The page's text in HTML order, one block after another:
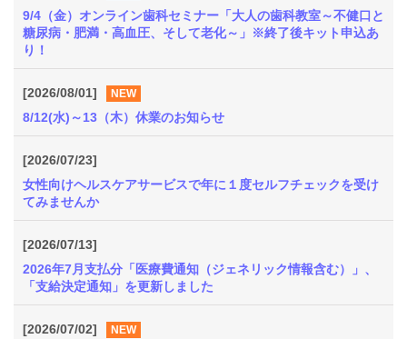
健
保
の
付
健
事
業
各
種
手
続
き
9/4（金）オンライン歯科セミナー「大人の歯科教室～不健口と
糖尿病・肥満・高血圧、そして老化～」※終了後キット申込あ
り！
[2026/08/01] NEW
8/12(水)～13（木）休業のお知らせ
[2026/07/23]
女性向けヘルスケアサービスで年に１度セルフチェックを受け
てみませんか
[2026/07/13]
2026年7月支払分「医療費通知（ジェネリック情報含む）」、
「支給決定通知」を更新しました
[2026/07/02] NEW